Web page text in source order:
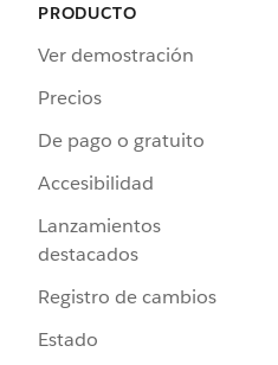
PRODUCTO
Ver demostración
Precios
De pago o gratuito
Accesibilidad
Lanzamientos
destacados
Registro de cambios
Estado